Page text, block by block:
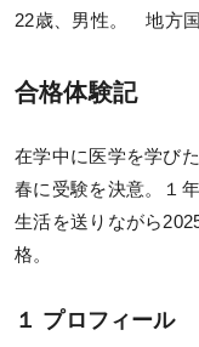
講義サンプル動画
合格実績
合格体験記
家族の反応など
スランプの有
３ その他
22歳、男性。 地方国
合格体験記
在学中に医学を学び
春に受験を決意。１
生活を送りながら
格。
１ プロフィール